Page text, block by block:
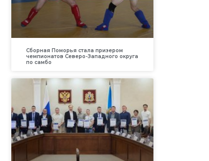
Сборная Поморья стала призером
чемпионатов Северо-Западного округа
по самбо